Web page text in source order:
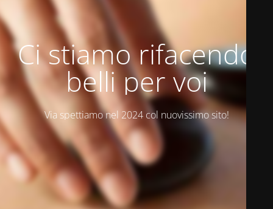
Ci stiamo rifacendo
belli per voi
Via spettiamo nel 2024 col nuovissimo sito!